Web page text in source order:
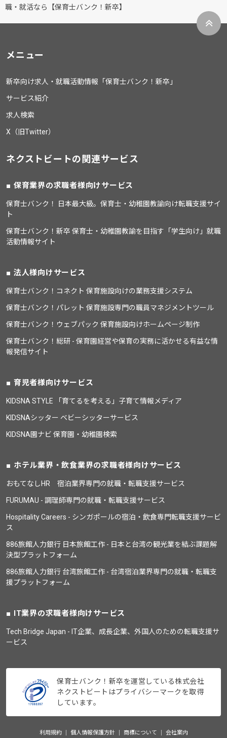
職・就活なら【保育士バンク！新卒】
メニュー
新卒向け求人・就職活動情報「保育士バンク！新卒」
サービス紹介
求人検索
X（旧Twitter）
ネクストビートの関連サービス
保育業界の求職者様向けサービス
保育士バンク！ 日本最大級。保育士・幼稚園教諭向け転職支援サイ
ト
保育士バンク！新卒 保育士・幼稚園教諭を目指す「学生向け」就職
活動情報サイト
法人様向けサービス
保育士バンク！コネクト 保育施設向けの業務支援システム
保育士バンク！パレット 保育施設専門の職員マネジメントツール
保育士バンク！ウェブパック 保育施設向けホームページ制作
保育士バンク！総研 - 保育園経営や保育の実務に活かせる有益な情
報発信サイト
育児者様向けサービス
KIDSNA STYLE 「育てるを考える」子育て情報メディア
KIDSNAシッター ベビーシッターサービス
KIDSNA園ナビ 保育園・幼稚園検索
ホテル業界・飲食業界の求職者様向けサービス
おもてなしHR 宿泊業界専門の就職・転職支援サービス
FURUMAU - 調理師専門の就職・転職支援サービス
Hospitality Careers - シンガポールの宿泊・飲食専門転職支援サービ
ス
886旅館人力銀行 日本旅館工作 - 日本と台湾の観光業を結ぶ課題解
決型プラットフォーム
886旅館人力銀行 台湾旅館工作 - 台湾宿泊業界専門の就職・転職支
援プラットフォーム
IT業界の求職者様向けサービス
Tech Bridge Japan - IT企業、成長企業、外国人のための転職支援サ
ービス
保育士バンク！新卒を運営している株式会社
ネクストビートはプライバシーマークを取得
しています。
利用規約 個人情報保護方針 商標について 会社案内